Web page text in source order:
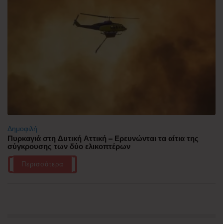
Δημοφιλή
Πυρκαγιά στη Δυτική Αττική – Ερευνώνται τα αίτια της
σύγκρουσης των δύο ελικοπτέρων
Περισσότερα